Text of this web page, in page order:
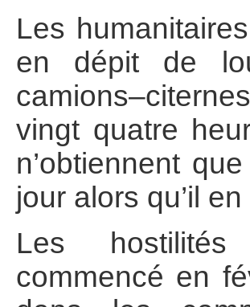
Les
en dépit de
vingt quatre
n’obtiennent
jour alors qu’il
Les
commencé en